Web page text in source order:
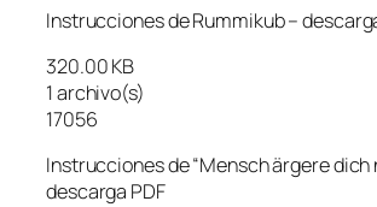
Instrucciones de Rummikub –
320.00 KB
1 archivo(s)
17056
Instrucciones de “Mensch ärgere dich
descarga PDF